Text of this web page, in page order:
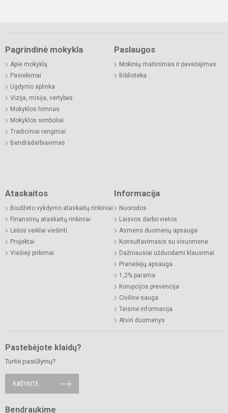
Pagrindinė mokykla
Apie mokyklą
Pasiekimai
Ugdymo aplinka
Vizija, misija, vertybės
Mokyklos himnas
Mokyklos simboliai
Tradiciniai renginiai
Bendradarbiavimas
Paslaugos
Mokinių maitinimas ir pavežėjimas
Biblioteka
Ataskaitos
Biudžeto vykdymo ataskaitų rinkiniai
Finansinių ataskaitų rinkiniai
Lėšos veiklai viešinti
Projektai
Viešieji pirkimai
Informacija
Nuorodos
Laisvos darbo vietos
Asmens duomenų apsauga
Konsultavimasis su visuomene
Dažniausiai užduodami klausimai
Pranešėjų apsauga
1,2% parama
Korupcijos prevencija
Civilinė sauga
Teisinė informacija
Atviri duomenys
Pastebėjote klaidų?
Turite pasiūlymų?
RAŠYKITE
Bendraukime